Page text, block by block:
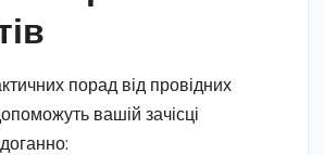
порад від провідних
вашій зачісці